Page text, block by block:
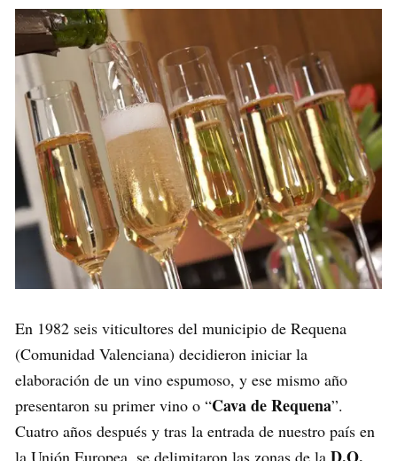
En 1982 seis viticultores del municipio de Requena
(Comunidad Valenciana) decidieron iniciar la
elaboración de un vino espumoso, y ese mismo año
presentaron su primer vino o “Cava de Requena”.
Cuatro años después y tras la entrada de nuestro país en
la Unión Europea, se delimitaron las zonas de la